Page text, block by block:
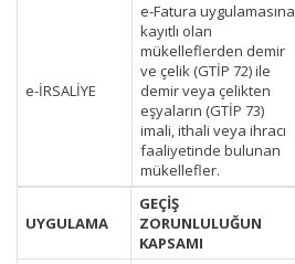
e-İRSALİYE
e-Fatura uygulamasına
kayıtlı olan
mükelleflerden demir
ve çelik (GTİP 72) ile
demir veya çelikten
eşyaların (GTİP 73)
imali, ithali veya ihracı
faaliyetinde bulunan
mükellefler.
UYGULAMA
GEÇİŞ
ZORUNLULUĞUN
KAPSAMI